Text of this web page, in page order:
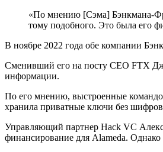
«По мнению [Сэма] Бэнкмана-
тому подобного. Это была его
В ноябре 2022 года обе компании
Сменивший его на посту CEO FTX
информации.
По его мнению, выстроенные
хранила приватные ключи без
Управляющий партнер Hack VC
финансирование для Alameda. Однако